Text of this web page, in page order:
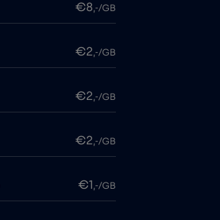
€8,-/GB
€2,-/GB
€2,-/GB
€2,-/GB
€1 ,-/GB